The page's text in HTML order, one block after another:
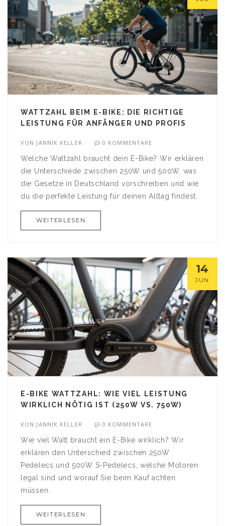
WATTZAHL BEIM E-BIKE: DIE RICHTIGE
LEISTUNG FÜR ANFÄNGER UND PROFIS
VON JANNIK KELLER 0 KOMMENTARE
Welche Wattzahl braucht dein E-Bike? Wir erklären
die Unterschiede zwischen 250W und 500W, was
die Gesetze in Deutschland vorschreiben und wie
du die perfekte Leistung für deinen Alltag findest.
WEITERLESEN
14
JUN
E-BIKE WATTZAHL: WIE VIEL LEISTUNG
WIRKLICH NÖTIG IST (250W VS. 750W)
VON JANNIK KELLER 0 KOMMENTARE
Wie viel Watt braucht ein E-Bike wirklich? Wir
erklären den Unterschied zwischen 250W
Pedelecs und 500W S-Pedelecs, welche Motoren
legal sind und worauf Sie beim Kauf achten
müssen.
WEITERLESEN